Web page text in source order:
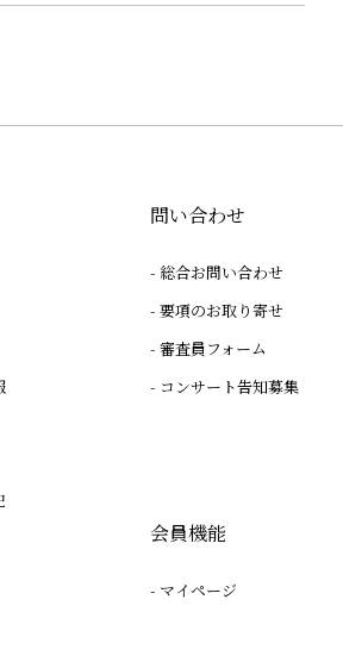
問い合わせ
総合お問い合わせ
要項のお取り寄せ
審査員フォーム
コンサート告知募集
会員機能
マイページ